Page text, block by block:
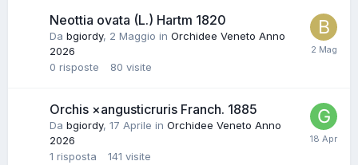
Neottia ovata (L.) Hartm 1820
Da bgiordy, 2 Maggio in Orchidee Veneto Anno
2026
0 risposte 80 visite
Orchis ×angusticruris Franch. 1885
Da bgiordy, 17 Aprile in Orchidee Veneto Anno
2026
1 risposta 141 visite